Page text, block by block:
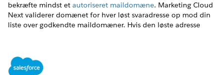
bekræfte mindst et autoriseret maildomæne. Marketing Cloud
Next validerer domænet for hver løst svaradresse op mod din
liste over godkendte maildomæner. Hvis den løste adresse
Dynamisk svaradresse tilsidesætter RMM-behandling (Reply
Mail Management).